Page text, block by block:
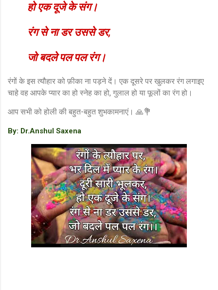
हो एक दूजे के संग।
रंग से ना डर उससे डर,
जो बदले पल पल रंग।
रंगों के इस त्यौहार को फ़ीका ना पड़ने दें। एक दूसरे पर खुलकर रंग लगाइए
चाहे वह आपके प्यार का हो स्नेह का हो, गुलाल हो या फूलों का रंग हो।
आप सभी को होली की बहुत-बहुत शुभकामनाएं। 🙏💐
By: Dr.Anshul Saxena